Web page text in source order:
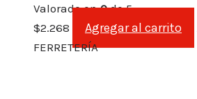
Valorado en0de 5
$2.268 Agregar al carrito
FERRETERÍA